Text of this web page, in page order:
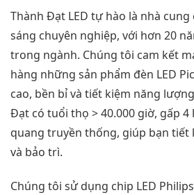
Thành Đạt LED tự hào là nhà
sáng chuyên nghiệp, với hơn 20
trong ngành. Chúng tôi cam kết
hàng những sản phẩm đèn LED
cao, bền bỉ và tiết kiệm năng
Đạt có tuổi thọ > 40.000 giờ, gấp 4
quang truyền thống, giúp bạn tiết
và bảo trì.
Chúng tôi sử dụng chip LED